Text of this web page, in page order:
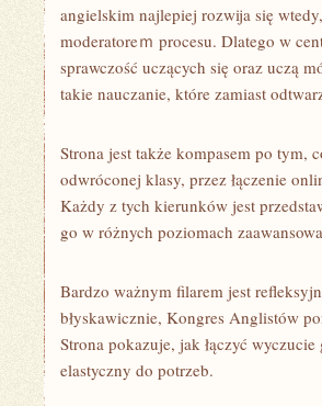
angielskim najlepiej rozwija się
moderatoreｍ procesu. Dlatego w
sprawczość uczących się oraz uczą
takie nauczanie, które zamiast
Strona jest także kompasem po tym,
odwróconej klasy, przez łączenie
Każdy z tych kierunków jest
go w różnych poziomach
Bardzo ważnym filarem jest
błyskawicznie, Kongres Anglistów
Strona pokazuje, jak łączyć
elastyczny do potrzeb.